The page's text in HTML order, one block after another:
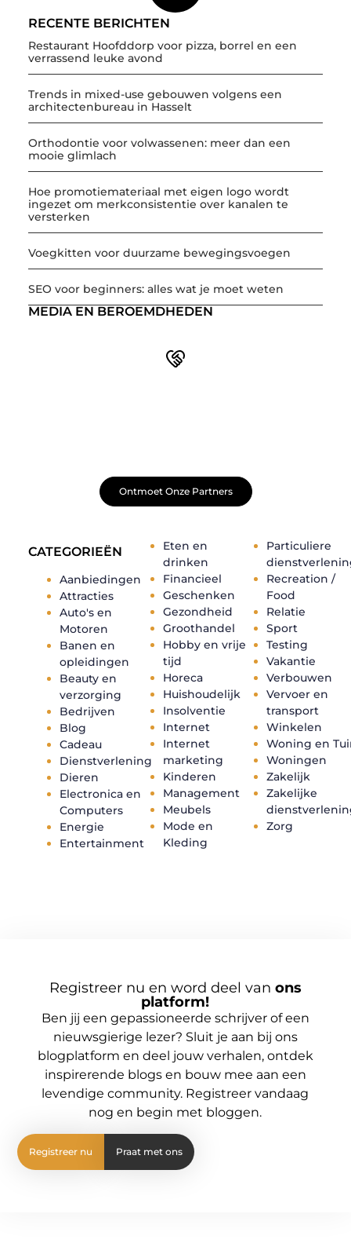
RECENTE BERICHTEN
Restaurant Hoofddorp voor pizza, borrel en een
verrassend leuke avond
Trends in mixed-use gebouwen volgens een
architectenbureau in Hasselt
Orthodontie voor volwassenen: meer dan een
mooie glimlach
Hoe promotiemateriaal met eigen logo wordt
ingezet om merkconsistentie over kanalen te
versterken
Voegkitten voor duurzame bewegingsvoegen
SEO voor beginners: alles wat je moet weten
CATEGORIEËN
Aanbiedingen
Attracties
Auto's en
Motoren
Banen en
opleidingen
Beauty en
verzorging
Bedrijven
Blog
Cadeau
Dienstverlening
Dieren
Electronica en
Computers
Energie
Entertainment
Eten en
drinken
Financieel
Geschenken
Gezondheid
Groothandel
Hobby en vrije
tijd
Horeca
Huishoudelijk
Insolventie
Internet
Internet
marketing
Kinderen
Management
Meubels
Mode en
Kleding
Particuliere
Recreation /
Food
Relatie
Sport
Testing
Vakantie
Verbouwen
Vervoer en
transport
Winkelen
Woning en
Woningen
Zakelijk
Zakelijke
Zorg
MEDIA EN BEROEMDHEDEN
Ontmoet Onze Partners
Registreer nu en word deel van ons
platform!
Ben jij een gepassioneerde schrijver of een
nieuwsgierige lezer? Sluit je aan bij ons
blogplatform en deel jouw verhalen, ontdek
inspirerende blogs en bouw mee aan een
levendige community. Registreer vandaag
nog en begin met bloggen.
Registreer nu Praat met ons